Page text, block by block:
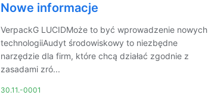
Nowe informacje
VerpackG LUCIDMoże to być wprowadzenie nowych
technologiiAudyt środowiskowy to niezbędne
narzędzie dla firm, które chcą działać zgodnie z
zasadami zró...
30.11.-0001